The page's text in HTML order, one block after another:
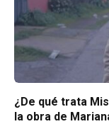
¿De qué trata
la obra de